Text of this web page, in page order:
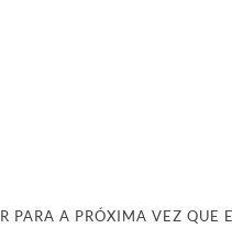
PARA A PRÓXIMA VEZ QUE